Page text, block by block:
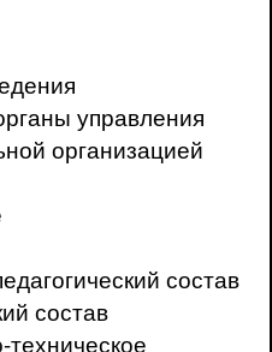
управления
организацией
состав
состав